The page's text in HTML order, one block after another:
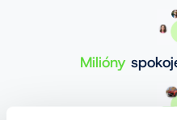
Milióny